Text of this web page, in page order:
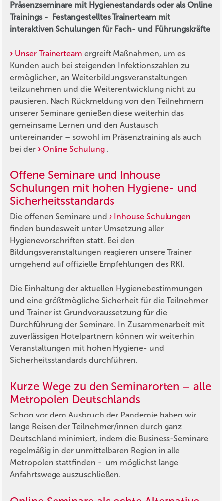
Präsenzseminare mit Hygienestandards oder als Online
Trainings - Festangestelltes Trainerteam mit
interaktiven Schulungen für Fach- und Führungskräfte
Unser Trainerteam ergreift Maßnahmen, um es
Kunden auch bei steigenden Infektionszahlen zu
ermöglichen, an Weiterbildungsveranstaltungen
teilzunehmen und die Weiterentwicklung nicht zu
pausieren. Nach Rückmeldung von den Teilnehmern
unserer Seminare genießen diese weiterhin das
gemeinsame Lernen und den Austausch
untereinander – sowohl im Präsenztraining als auch
bei der
Online Schulung .
Offene Seminare und Inhouse
Schulungen mit hohen Hygiene- und
Sicherheitsstandards
Die offenen Seminare und
Inhouse Schulungen
finden bundesweit unter Umsetzung aller
Hygienevorschriften statt. Bei den
Bildungsveranstaltungen reagieren unsere Trainer
umgehend auf offizielle Empfehlungen des RKI.
Die Einhaltung der aktuellen Hygienebestimmungen
und eine größtmögliche Sicherheit für die Teilnehmer
und Trainer ist Grundvoraussetzung für die
Durchführung der Seminare. In Zusammenarbeit mit
zuverlässigen Hotelpartnern können wir weiterhin
Veranstaltungen mit hohen Hygiene- und
Sicherheitsstandards durchführen.
Kurze Wege zu den Seminarorten – alle
Metropolen Deutschlands
Schon vor dem Ausbruch der Pandemie haben wir
lange Reisen der Teilnehmer/innen durch ganz
Deutschland minimiert, indem die Business-Seminare
regelmäßig in der unmittelbaren Region in alle
Metropolen stattfinden - um möglichst lange
Anfahrtswege auszuschließen.